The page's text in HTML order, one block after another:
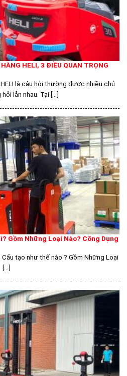
HELI, 3 ĐIỀU QUAN TRỌNG
là câu hỏi thường được nhiều chủ
lẫn nhau. Tại [...]
Gồm Những Loại Nào? Công Dụng
tạo như thế nào ? Gồm Những Loại